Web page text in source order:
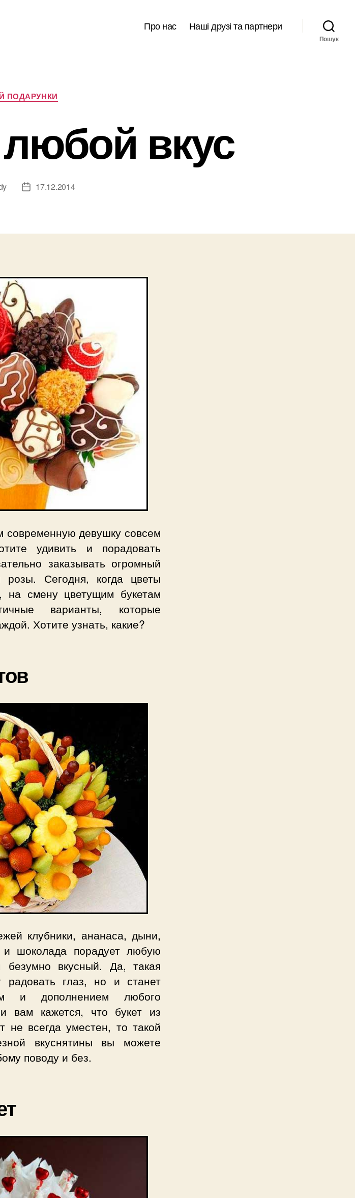
Про нас Наші друзі та партнери
Пошук
Категорії
ПОДАРУНКИ
вкус
Дата17.12.2014
современную девушку совсем
удивить и порадовать
заказывать огромный
Сегодня, когда цветы
на смену цветущим букетам
варианты, которые
Хотите узнать, какие?
клубники, ананаса, дыни,
и шоколада порадует любую
вкусный. Да, такая
радовать глаз, но и станет
и дополнением любого
вам кажется, что букет из
не всегда уместен, то такой
вкуснятины вы можете
поводу и без.